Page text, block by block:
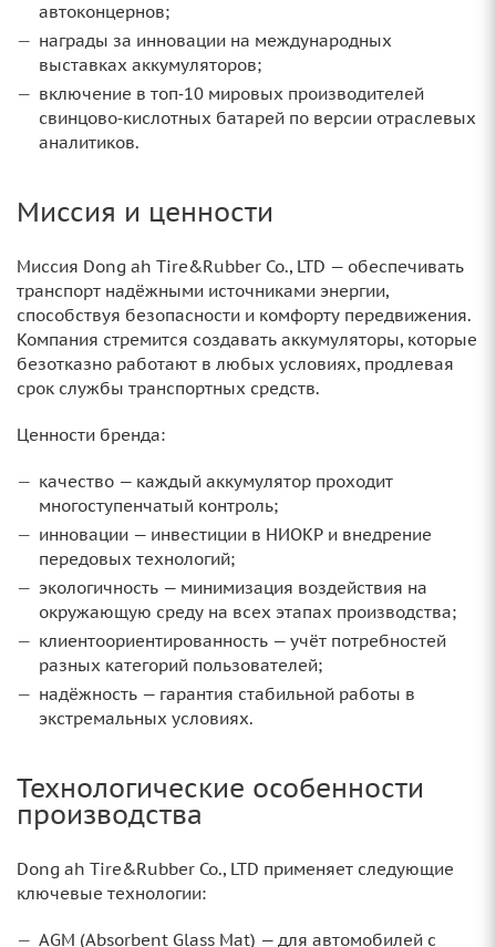
автоконцернов;
награды за инновации на международных
выставках аккумуляторов;
включение в топ‑10 мировых производителей
свинцово‑кислотных батарей по версии отраслевых
аналитиков.
Миссия и ценности
Миссия Dong ah Tire&Rubber Co., LTD — обеспечивать
транспорт надёжными источниками энергии,
способствуя безопасности и комфорту передвижения.
Компания стремится создавать аккумуляторы, которые
безотказно работают в любых условиях, продлевая
срок службы транспортных средств.
Ценности бренда:
качество — каждый аккумулятор проходит
многоступенчатый контроль;
инновации — инвестиции в НИОКР и внедрение
передовых технологий;
экологичность — минимизация воздействия на
окружающую среду на всех этапах производства;
клиентоориентированность — учёт потребностей
разных категорий пользователей;
надёжность — гарантия стабильной работы в
экстремальных условиях.
Технологические особенности
производства
Dong ah Tire&Rubber Co., LTD применяет следующие
ключевые технологии:
AGM (Absorbent Glass Mat) — для автомобилей с